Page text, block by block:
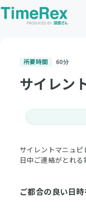
所要時間 60分
サイレン
サイレントマニュ
日中ご連絡がとれる
ご都合の良い日